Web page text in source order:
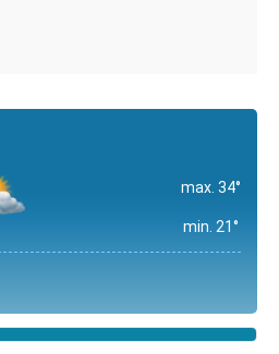
max. 34°
min. 21°